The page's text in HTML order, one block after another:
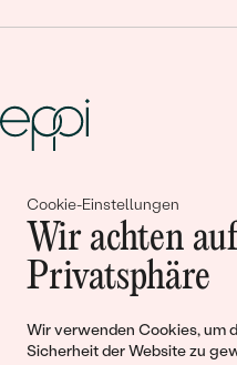
Cookie-Einstellungen
Wir achten
Privatsphäre
Wir verwenden Cookies, um
Sicherheit der Website zu
Gemeinsam
Geschichten
Liebe
Begleiten Sie uns!